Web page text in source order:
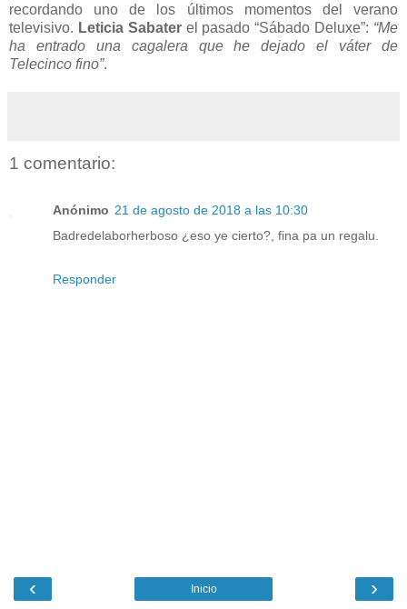
recordando uno de los últimos momentos del verano
televisivo. Leticia Sabaterel pasado “Sábado Deluxe”: “Me
ha entrado una cagalera que he dejado el váter de
Telecinco fino”.
1 comentario:
Anónimo 21 de agosto de 2018 a las 10:30
Badredelaborherboso ¿eso ye cierto?, fina pa un regalu.
Responder
‹ ›
Inicio